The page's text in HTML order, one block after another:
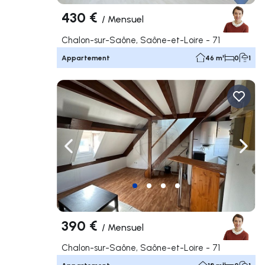
430 € / Mensuel
Chalon-sur-Saône, Saône-et-Loire - 71
Appartement 46 m² 0 1
Naviguer vers la gauche
390 € / Mensuel
Chalon-sur-Saône, Saône-et-Loire - 71